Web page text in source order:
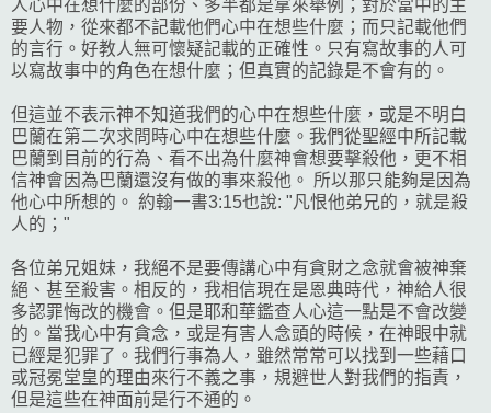
人心中在想什麼的部份、多半都是拿來舉例；對於當中的主
要人物，從來都不記載他們心中在想些什麼；而只記載他們
的言行。好教人無可懷疑記載的正確性。只有寫故事的人可
以寫故事中的角色在想什麼；但真實的記錄是不會有的。
但這並不表示神不知道我們的心中在想些什麼，或是不明白
巴蘭在第二次求問時心中在想些什麼。我們從聖經中所記載
巴蘭到目前的行為、看不出為什麼神會想要擊殺他，更不相
信神會因為巴蘭還沒有做的事來殺他。 所以那只能夠是因為
他心中所想的。 約翰一書3:15也說: "凡恨他弟兄的，就是殺
人的；"
各位弟兄姐妹，我絕不是要傳講心中有貪財之念就會被神棄
絕、甚至殺害。相反的，我相信現在是恩典時代，神給人很
多認罪悔改的機會。但是耶和華鑑查人心這一點是不會改變
的。當我心中有貪念，或是有害人念頭的時候，在神眼中就
已經是犯罪了。我們行事為人，雖然常常可以找到一些藉口
或冠冕堂皇的理由來行不義之事，規避世人對我們的指責，
但是這些在神面前是行不通的。